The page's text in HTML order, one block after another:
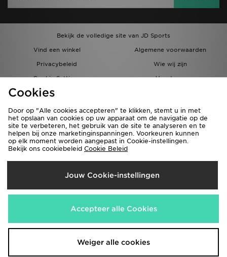
Bekijk de volledige site van JD Sports
Vind een winkel
Algemene voorwaarden
Privacybeleid
Wie wij zijn
Cookie Settings
Vacatures
Bestellingen en Levering
Verzenden Naar
België
Wij accepteren de volgende betaalmethoden
Bezoek onze bedrijfswebsite www.jdplc.com
Cookies
Door op "Alle cookies accepteren" te klikken, stemt u in met
het opslaan van cookies op uw apparaat om de navigatie op de
site te verbeteren, het gebruik van de site te analyseren en te
helpen bij onze marketinginspanningen. Voorkeuren kunnen
op elk moment worden aangepast in Cookie-instellingen.
Bekijk ons cookiebeleid Cookie Beleid
Jouw Cookie-instellingen
Accepteer alle Cookies
Weiger alle cookies